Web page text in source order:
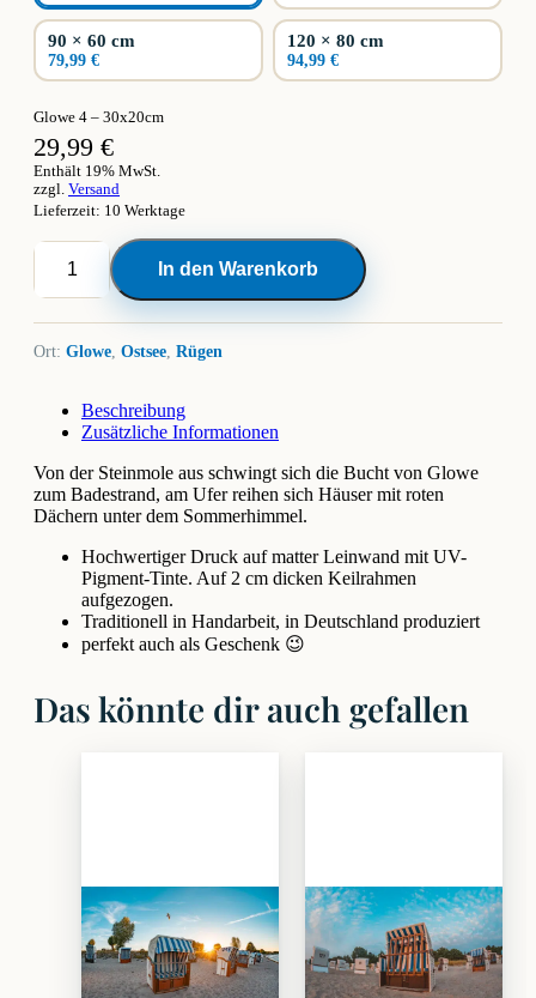
90 × 60 cm
79,99 €
120 × 80 cm
94,99 €
Glowe 4 – 30x20cm
29,99 €
Enthält 19% MwSt.
zzgl. Versand
Lieferzeit: 10 Werktage
Leinwand
Glowe
4
In den Warenkorb
Ort: Glowe, Ostsee, Rügen
Beschreibung
Zusätzliche Informationen
Von der Steinmole aus schwingt sich die Bucht von Glowe
zum Badestrand, am Ufer reihen sich Häuser mit roten
Dächern unter dem Sommerhimmel.
Hochwertiger Druck auf matter Leinwand mit UV-
Pigment-Tinte. Auf 2 cm dicken Keilrahmen
aufgezogen.
Traditionell in Handarbeit, in Deutschland produziert
perfekt auch als Geschenk 😉
Das könnte dir auch gefallen